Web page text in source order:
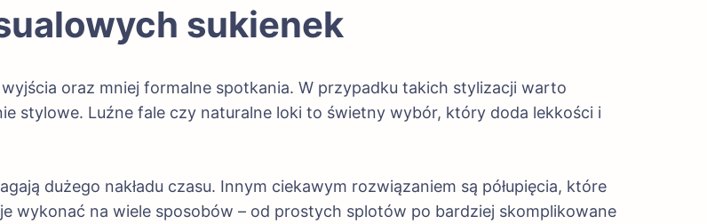
sukienek
oraz mniej formalne spotkania. W przypadku takich stylizacji warto
stylowe. Luźne fale czy naturalne loki to świetny wybór, który doda lekkości i
dużego nakładu czasu. Innym ciekawym rozwiązaniem są półupięcia, które
wykonać na wiele sposobów – od prostych splotów po bardziej skomplikowane